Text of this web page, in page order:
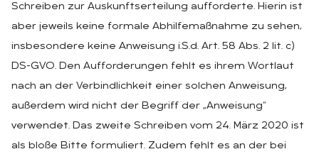
Schreiben zur Auskunftserteilung aufforderte. Hierin ist
aber jeweils keine formale Abhilfemaßnahme zu sehen,
insbesondere keine Anweisung i.S.d. Art. 58 Abs. 2 lit. c)
DS-GVO. Den Aufforderungen fehlt es ihrem Wortlaut
nach an der Verbindlichkeit einer solchen Anweisung,
außerdem wird nicht der Begriff der „Anweisung“
verwendet. Das zweite Schreiben vom 24. März 2020 ist
als bloße Bitte formuliert. Zudem fehlt es an der bei